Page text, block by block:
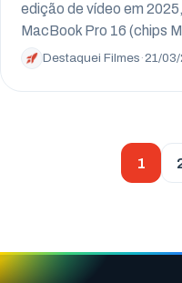
edição de vídeo em
MacBook Pro 16 (chips
Destaquei Filmes ·21/
1